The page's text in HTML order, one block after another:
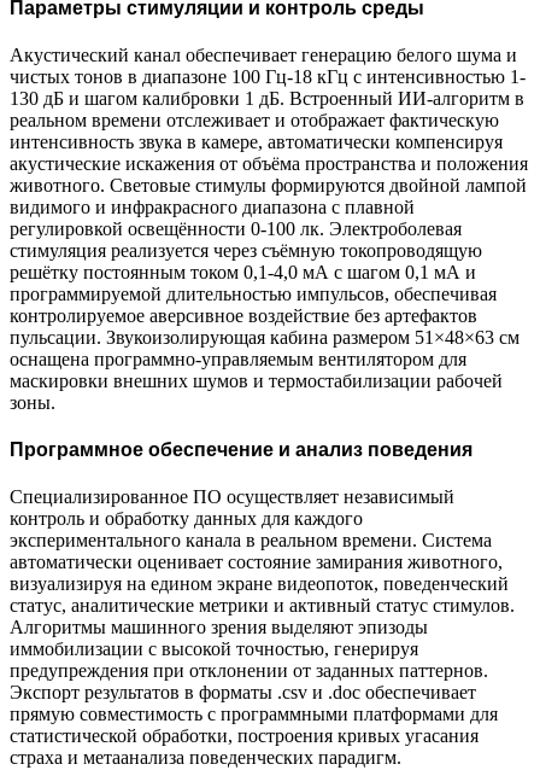
Параметры стимуляции и контроль среды
Акустический канал обеспечивает генерацию белого шума и
чистых тонов в диапазоне 100 Гц-18 кГц с интенсивностью 1-
130 дБ и шагом калибровки 1 дБ. Встроенный ИИ-алгоритм в
реальном времени отслеживает и отображает фактическую
интенсивность звука в камере, автоматически компенсируя
акустические искажения от объёма пространства и положения
животного. Световые стимулы формируются двойной лампой
видимого и инфракрасного диапазона с плавной
регулировкой освещённости 0-100 лк. Электроболевая
стимуляция реализуется через съёмную токопроводящую
решётку постоянным током 0,1-4,0 мА с шагом 0,1 мА и
программируемой длительностью импульсов, обеспечивая
контролируемое аверсивное воздействие без артефактов
пульсации. Звукоизолирующая кабина размером 51×48×63 см
оснащена программно-управляемым вентилятором для
маскировки внешних шумов и термостабилизации рабочей
зоны.
Программное обеспечение и анализ поведения
Специализированное ПО осуществляет независимый
контроль и обработку данных для каждого
экспериментального канала в реальном времени. Система
автоматически оценивает состояние замирания животного,
визуализируя на едином экране видеопоток, поведенческий
статус, аналитические метрики и активный статус стимулов.
Алгоритмы машинного зрения выделяют эпизоды
иммобилизации с высокой точностью, генерируя
предупреждения при отклонении от заданных паттернов.
Экспорт результатов в форматы .csv и .doc обеспечивает
прямую совместимость с программными платформами для
статистической обработки, построения кривых угасания
страха и метаанализа поведенческих парадигм.